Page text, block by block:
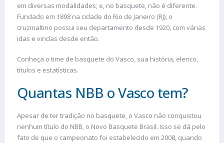
em diversas modalidades; e, no basquete, não é diferente.
Fundado em 1898 na cidade do Rio de Janeiro (RJ), o
cruzmaltino possui seu departamento desde 1920, com várias
idas e vindas desde então.
Conheça o time de basquete do Vasco, sua história, elenco,
títulos e estatísticas.
Quantas NBB o Vasco tem?
Apesar de ter tradição no basquete, o Vasco não conquistou
nenhum título do NBB, o Novo Basquete Brasil. Isso se dá pelo
fato de que o campeonato foi estabelecido em 2008, quando